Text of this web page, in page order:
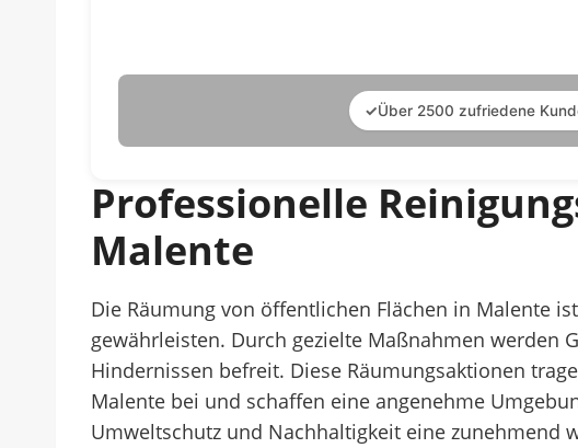
✓Über 2500 zufriedene
Professionelle
Malente
Die Räumung von öffentlichen Flächen in Malente
gewährleisten. Durch gezielte Maßnahmen werden
Hindernissen befreit. Diese Räumungsaktionen
Malente bei und schaffen eine angenehme
Umweltschutz und Nachhaltigkeit eine zunehmend